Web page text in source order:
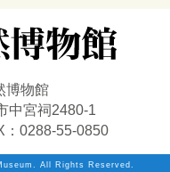
博物館
中宮祠2480-1
0288-55-0850
All Rights Reserved.